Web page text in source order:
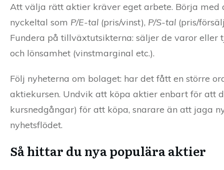
Att välja rätt aktier kräver eget arbete. Börja
nyckeltal som P/E-tal (pris/vinst), P/S-tal (pris/
Fundera på tillväxtutsikterna: säljer de varor
och lönsamhet (vinstmarginal etc.).
Följ nyheterna om bolaget: har det fått en större
aktiekursen. Undvik att köpa aktier enbart för att
kursnedgångar) för att köpa, snarare än att jaga
nyhetsflödet.
Så hittar du nya populära aktier